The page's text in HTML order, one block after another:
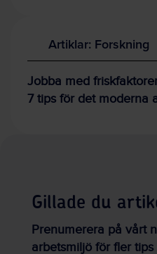
Artiklar: Forskning
Jobba med
7 tips för det moderna
Gillade du
Prenumerera på vårt
arbetsmiljö för fler